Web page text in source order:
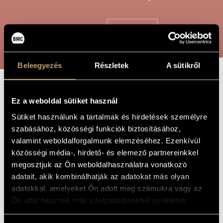
Beleegyezés Részletek A sütikről
Ez a weboldal sütiket használ
Sütiket használunk a tartalmak és hirdetések személyre
szabásához, közösségi funkciók biztosításához,
valamint weboldalforgalmunk elemzéséhez. Ezenkívül
közösségi média-, hirdető- és elemező partnereinkkel
megosztjuk az Ön weboldalhasználatra vonatkozó
adatait, akik kombinálhatják az adatokat más olyan
adatokkal, amelyeket Ön adott meg számukra vagy az
Ön által használt más szolgáltatásokból gyűjtöttek.
COMPOSITION DATABASE
MUSIC LIBRARY, ONLINE CATALOG
THE WORK
RAPSODIE /
RHAPSODY
COMPOSER Tóth Péter
ORIGINAL /
TITLE
Rapsodie / Rapszódia
FOREIGN
LANGUAGE /
TITLE
Rapsodie / Rhapsody